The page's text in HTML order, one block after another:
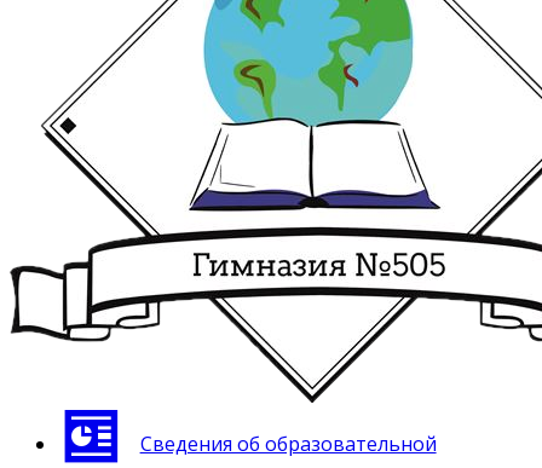
Сведения об образовательной